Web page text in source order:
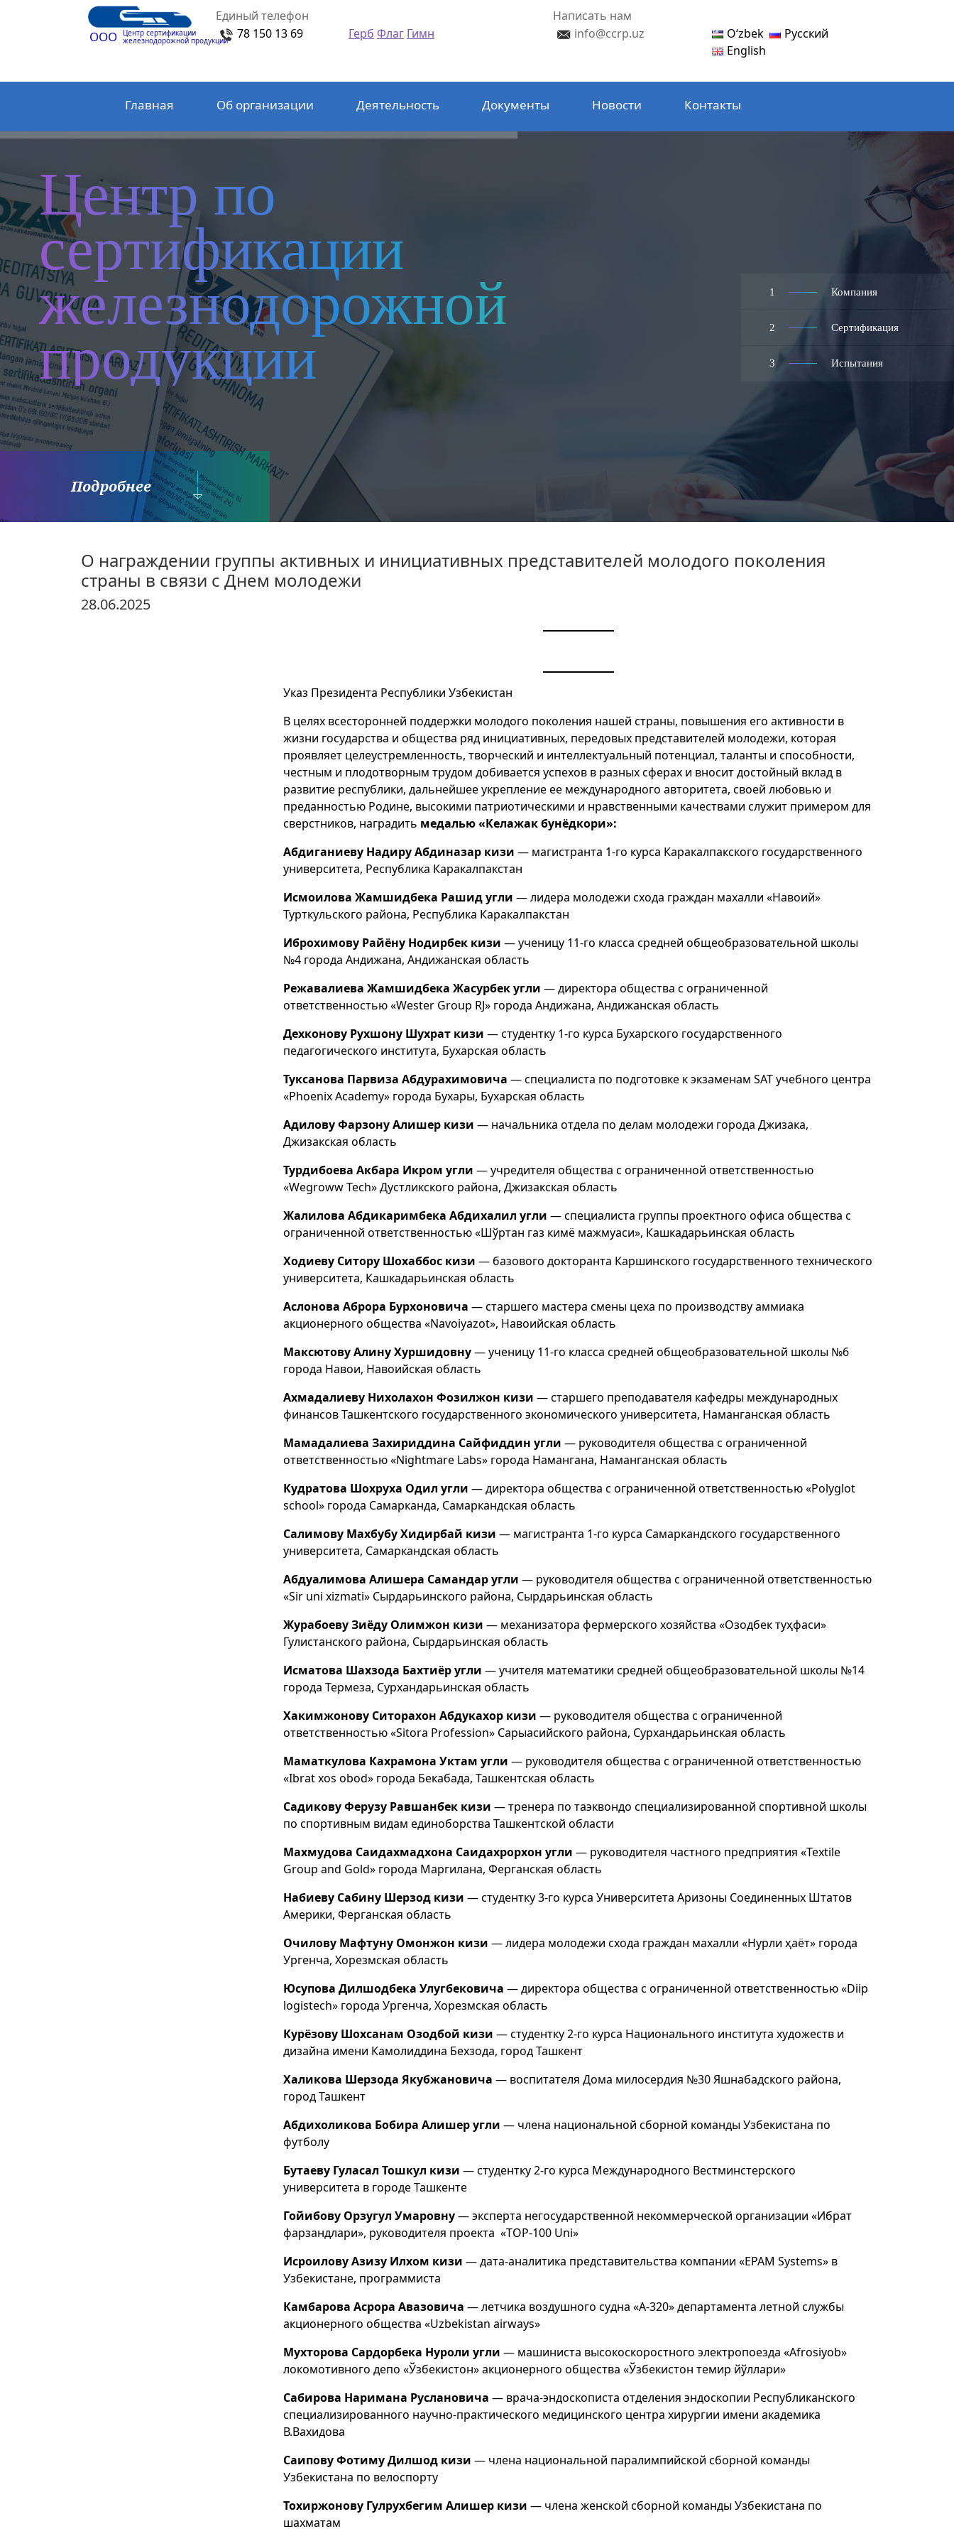
ООО Центр сертификации
железнодорожной продукции
Единый телефон
78 150 13 69
Герб Флаг Гимн
Написать нам
info@ccrp.uz
Oʻzbek
Русский
English
Главная Об организации Деятельность Документы Новости Контакты
1 Компания
2 Сертификация
3 Испытания
Центр по
сертификации
железнодорожной
продукции
Подробнее
О награждении группы активных и инициативных представителей молодого поколения
страны в связи с Днем молодежи
28.06.2025
Указ Президента Республики Узбекистан
В целях всесторонней поддержки молодого поколения нашей страны, повышения его активности в
жизни государства и общества ряд инициативных, передовых представителей молодежи, которая
проявляет целеустремленность, творческий и интеллектуальный потенциал, таланты и способности,
честным и плодотворным трудом добивается успехов в разных сферах и вносит достойный вклад в
развитие республики, дальнейшее укрепление ее международного авторитета, своей любовью и
преданностью Родине, высокими патриотическими и нравственными качествами служит примером для
сверстников, наградить медалью «Келажак бунёдкори»:
Абдиганиеву Надиру Абдиназар кизи — магистранта 1-го курса Каракалпакского государственного
университета, Республика Каракалпакстан
Исмоилова Жамшидбека Рашид угли — лидера молодежи схода граждан махалли «Навоий»
Турткульского района, Республика Каракалпакстан
Иброхимову Райёну Нодирбек кизи — ученицу 11-го класса средней общеобразовательной школы
№4 города Андижана, Андижанская область
Режавалиева Жамшидбека Жасурбек угли — директора общества с ограниченной
ответственностью «Wester Group RJ» города Андижана, Андижанская область
Дехконову Рухшону Шухрат кизи — студентку 1-го курса Бухарского государственного
педагогического института, Бухарская область
Туксанова Парвиза Абдурахимовича — специалиста по подготовке к экзаменам SAT учебного центра
«Phoenix Academy» города Бухары, Бухарская область
Адилову Фарзону Алишер кизи — начальника отдела по делам молодежи города Джизака,
Джизакская область
Турдибоева Акбара Икром угли — учредителя общества с ограниченной ответственностью
«Wegroww Tech» Дустликского района, Джизакская область
Жалилова Абдикаримбека Абдихалил угли — специалиста группы проектного офиса общества с
ограниченной ответственностью «Шўртан газ кимё мажмуаси», Кашкадарьинская область
Ходиеву Ситору Шохаббос кизи — базового докторанта Каршинского государственного технического
университета, Кашкадарьинская область
Аслонова Аброра Бурхоновича — старшего мастера смены цеха по производству аммиака
акционерного общества «Navoiyazot», Навоийская область
Максютову Алину Хуршидовну— ученицу 11-го класса средней общеобразовательной школы №6
города Навои, Навоийская область
Ахмадалиеву Нихолахон Фозилжон кизи — старшего преподавателя кафедры международных
финансов Ташкентского государственного экономического университета, Наманганская область
Мамадалиева Захириддина Сайфиддин угли — руководителя общества с ограниченной
ответственностью «Nightmare Labs» города Намангана, Наманганская область
Кудратова Шохруха Одил угли — директора общества с ограниченной ответственностью «Polyglot
school» города Самарканда, Самаркандская область
Салимову Махбубу Хидирбай кизи — магистранта 1-го курса Самаркандского государственного
университета, Самаркандская область
Абдуалимова Алишера Самандар угли — руководителя общества с ограниченной ответственностью
«Sir uni xizmati» Сырдарьинского района, Сырдарьинская область
Журабоеву Зиёду Олимжон кизи — механизатора фермерского хозяйства «Озодбек туҳфаси»
Гулистанского района, Сырдарьинская область
Исматова Шахзода Бахтиёр угли — учителя математики средней общеобразовательной школы №14
города Термеза, Сурхандарьинская область
Хакимжонову Ситорахон Абдукахор кизи — руководителя общества с ограниченной
ответственностью «Sitora Profession» Сарыасийского района, Сурхандарьинская область
Маматкулова Кахрамона Уктам угли — руководителя общества с ограниченной ответственностью
«Ibrat xos obod» города Бекабада, Ташкентская область
Садикову Ферузу Равшанбек кизи — тренера по таэквондо специализированной спортивной школы
по спортивным видам единоборства Ташкентской области
Махмудова Саидахмадхона Саидахрорхон угли — руководителя частного предприятия «Textile
Group and Gold» города Маргилана, Ферганская область
Набиеву Сабину Шерзод кизи — студентку 3-го курса Университета Аризоны Соединенных Штатов
Америки, Ферганская область
Очилову Мафтуну Омонжон кизи — лидера молодежи схода граждан махалли «Нурли ҳаёт» города
Ургенча, Хорезмская область
Юсупова Дилшодбека Улугбековича — директора общества с ограниченной ответственностью «Diip
logistech» города Ургенча, Хорезмская область
Курёзову Шохсанам Озодбой кизи — студентку 2-го курса Национального института художеств и
дизайна имени Камолиддина Бехзода, город Ташкент
Халикова Шерзода Якубжановича — воспитателя Дома милосердия №30 Яшнабадского района,
город Ташкент
Абдихоликова Бобира Алишер угли — члена национальной сборной команды Узбекистана по
футболу
Бутаеву Гуласал Тошкул кизи — студентку 2-го курса Международного Вестминстерского
университета в городе Ташкенте
Гойибову Орзугул Умаровну— эксперта негосударственной некоммерческой организации «Ибрат
фарзандлари», руководителя проекта «TOP-100 Uni»
Исроилову Азизу Илхом кизи — дата-аналитика представительства компании «EPAM Systems» в
Узбекистане, программиста
Камбарова Асрора Авазовича — летчика воздушного судна «А-320» департамента летной службы
акционерного общества «Uzbekistan airways»
Мухторова Сардорбека Нуроли угли — машиниста высокоскоростного электропоезда «Afrosiyob»
локомотивного депо «Ўзбекистон» акционерного общества «Ўзбекистон темир йўллари»
Сабирова Наримана Руслановича — врача-эндоскописта отделения эндоскопии Республиканского
специализированного научно-практического медицинского центра хирургии имени академика
В.Вахидова
Саипову Фотиму Дилшод кизи — члена национальной паралимпийской сборной команды
Узбекистана по велоспорту
Тохиржонову Гулрухбегим Алишер кизи — члена женской сборной команды Узбекистана по
шахматам